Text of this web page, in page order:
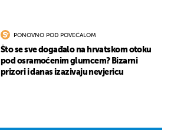
PONOVNO POD POVEĆALOM
Što se sve događalo na hrvatskom otoku
pod osramoćenim glumcem? Bizarni
prizori i danas izazivaju nevjericu